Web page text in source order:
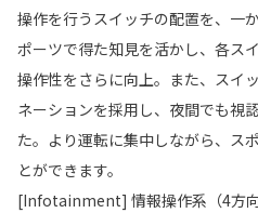
操作を行うスイッチの配置を、一
ポーツで得た知見を活かし、各ス
操作性をさらに向上。また、スイ
ネーションを採用し、夜間でも視
た。より運転に集中しながら、ス
とができます。
[Infotainment] 情報操作系（4方向